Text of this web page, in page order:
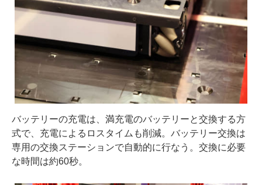
バッテリーの充電は、満充電のバッテリーと交換する方
式で、充電によるロスタイムも削減。バッテリー交換は
専用の交換ステーションで自動的に行なう。交換に必要
な時間は約60秒。